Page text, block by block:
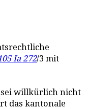
Ia 272/3 mit
sei willkürlich nicht
das kantonale